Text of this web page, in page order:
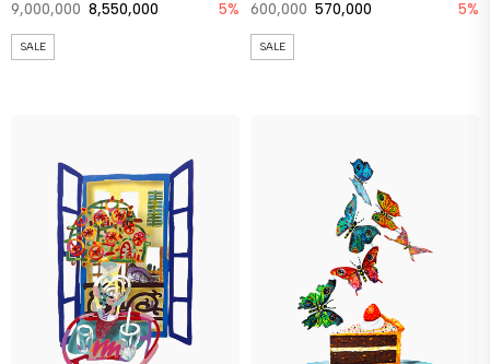
9,000,000 8,550,000 5%
SALE
600,000 570,000 5%
SALE